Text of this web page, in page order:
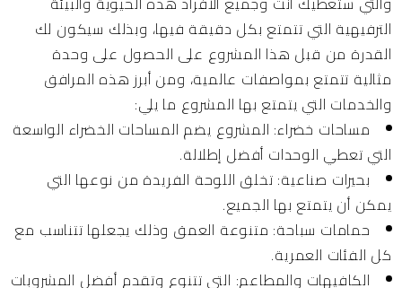
الترفيهية التي تتمتع بكل دقيقة فيها، وبذلك سيكون لك
القدرة من قبل هذا المشروع على الحصول على وحدة
مثالية تتمتع بمواصفات عالمية، ومن أبرز هذه المرافق
والخدمات التي يتمتع بها المشروع ما يلي:
مساحات خضراء: المشروع يضم المساحات الخضراء الواسعة
التي تعطي الوحدات أفضل إطلالة.
بحيرات صناعية: تخلق اللوحة الفريدة من نوعها التي
يمكن أن يتمتع بها الجميع.
حمامات سباحة: متنوعة العمق وذلك يجعلها تتناسب مع
كل الفئات العمرية.
الكافيهات والمطاعم: التي تتنوع وتقدم أفضل المشروبات